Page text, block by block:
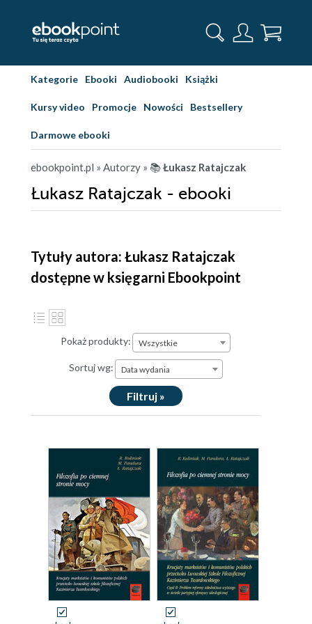
Kategorie Ebooki Audiobooki Książki
Kursy video Promocje Nowości Bestsellery
Darmowe ebooki
ebookpoint.pl » Autorzy » 📚Łukasz Ratajczak
Łukasz Ratajczak - ebooki
Tytuły autora: Łukasz Ratajczak
dostępne w księgarni Ebookpoint
Pokaż produkty: Wszystkie
Sortuj wg: Data wydania
Filtruj »